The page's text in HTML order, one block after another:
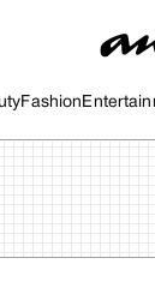
Fashion